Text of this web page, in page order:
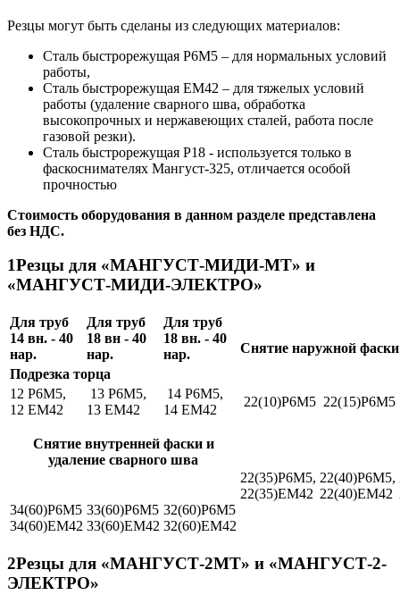
Резцы могут быть сделаны из следующих материалов:
Сталь быстрорежущая Р6М5 – для нормальных условий
работы,
Сталь быстрорежущая ЕМ42 – для тяжелых условий
работы (удаление сварного шва, обработка
высокопрочных и нержавеющих сталей, работа после
газовой резки).
Сталь быстрорежущая Р18 - используется только в
фаскоснимателях Мангуст-325, отличается особой
прочностью
Стоимость оборудования в данном разделе представлена
без НДС.
1Резцы для «МАНГУСТ-МИДИ-МТ» и
«МАНГУСТ-МИДИ-ЭЛЕКТРО»
Для труб
14 вн. - 40
нар.
Для труб
18 вн - 40
нар.
Для труб
18 вн. - 40
нар.
Снятие наружной фаски
Подрезка торца
12 Р6М5,
12 ЕМ42
13 Р6М5,
13 ЕМ42
14 Р6М5,
14 ЕМ42
22(10)Р6М5 22(15)Р6М5
Снятие внутренней фаски и
удаление сварного шва
22(35)Р6М5,
22(35)ЕМ42
22(40)Р6М5,
22(40)ЕМ42
34(60)Р6М5
34(60)ЕМ42
33(60)Р6М5
33(60)ЕМ42
32(60)Р6М5
32(60)ЕМ42
2Резцы для «МАНГУСТ-2МТ» и «МАНГУСТ-2-
ЭЛЕКТРО»